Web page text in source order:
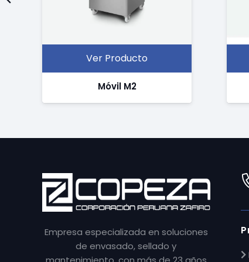
Ver Producto
Móvil M2
Empresa especializada en soluciones
de envasado, sellado y